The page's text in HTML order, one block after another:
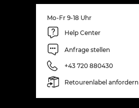
Mo-Fr 9-18 Uhr
Help Center
Anfrage stellen
+43 720 880430
Retourenlabel anfordern